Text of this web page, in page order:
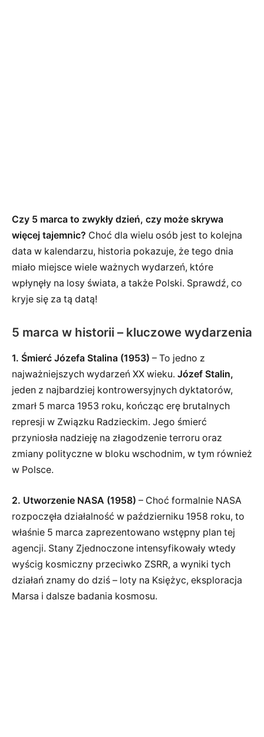
Czy 5 marca to zwykły dzień, czy może skrywa
więcej tajemnic? Choć dla wielu osób jest to kolejna
data w kalendarzu, historia pokazuje, że tego dnia
miało miejsce wiele ważnych wydarzeń, które
wpłynęły na losy świata, a także Polski. Sprawdź, co
kryje się za tą datą!
5 marca w historii – kluczowe wydarzenia
1. Śmierć Józefa Stalina (1953) – To jedno z
najważniejszych wydarzeń XX wieku. Józef Stalin,
jeden z najbardziej kontrowersyjnych dyktatorów,
zmarł 5 marca 1953 roku, kończąc erę brutalnych
represji w Związku Radzieckim. Jego śmierć
przyniosła nadzieję na złagodzenie terroru oraz
zmiany polityczne w bloku wschodnim, w tym również
w Polsce.
2. Utworzenie NASA (1958) – Choć formalnie NASA
rozpoczęła działalność w październiku 1958 roku, to
właśnie 5 marca zaprezentowano wstępny plan tej
agencji. Stany Zjednoczone intensyfikowały wtedy
wyścig kosmiczny przeciwko ZSRR, a wyniki tych
działań znamy do dziś – loty na Księżyc, eksploracja
Marsa i dalsze badania kosmosu.